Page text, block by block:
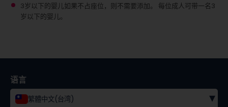
3岁以下的婴儿如果不占座位，则不需要添加。
每位成人可带一名3
岁以下的婴儿。
语言
繁體中文(台湾) ▾